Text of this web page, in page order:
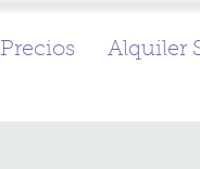
Precios Alquiler